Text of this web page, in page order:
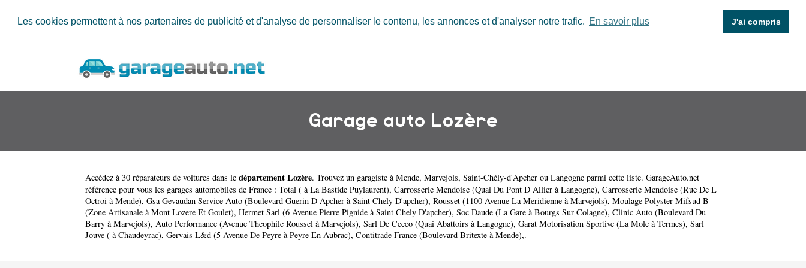
Les cookies permettent à nos partenaires de publicité et d'analyse de personnaliser le contenu, les annonces et d'analyser notre trafic. En savoir plus J'ai compris
Garage auto Lozère
Accédez à 30 réparateurs de voitures dans le département Lozère. Trouvez un garagiste àMende, Marvejols, Saint-Chély-d'Apcher ou Langogne parmi cette liste. GarageAuto.net
référence pour vous les garages automobiles de France : Total ( à La Bastide Puylaurent), Carrosserie Mendoise (Quai Du Pont D Allier à Langogne), Carrosserie Mendoise (Rue De L
Octroi à Mende), Gsa Gevaudan Service Auto (Boulevard Guerin D Apcher à Saint Chely D'apcher), Rousset (1100 Avenue La Meridienne à Marvejols), Moulage Polyster Mifsud B
(Zone Artisanale à Mont Lozere Et Goulet), Hermet Sarl (6 Avenue Pierre Pignide à Saint Chely D'apcher), Soc Daude (La Gare à Bourgs Sur Colagne), Clinic Auto (Boulevard Du
Barry à Marvejols), Auto Performance (Avenue Theophile Roussel à Marvejols), Sarl De Cecco (Quai Abattoirs à Langogne), Garat Motorisation Sportive (La Mole à Termes), Sarl
Jouve ( à Chaudeyrac), Gervais L&d (5 Avenue De Peyre à Peyre En Aubrac), Contitrade France (Boulevard Britexte à Mende),.